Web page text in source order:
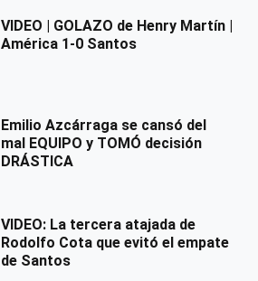
VIDEO | GOLAZO de Henry Martín |
América 1-0 Santos
Emilio Azcárraga se cansó del
mal EQUIPO y TOMÓ decisión
DRÁSTICA
VIDEO: La tercera atajada de
Rodolfo Cota que evitó el empate
de Santos